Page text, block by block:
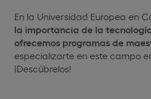
En la Universidad Europea en
la importancia de la
ofrecemos programas de
especializarte en este campo
¡Descúbrelos!